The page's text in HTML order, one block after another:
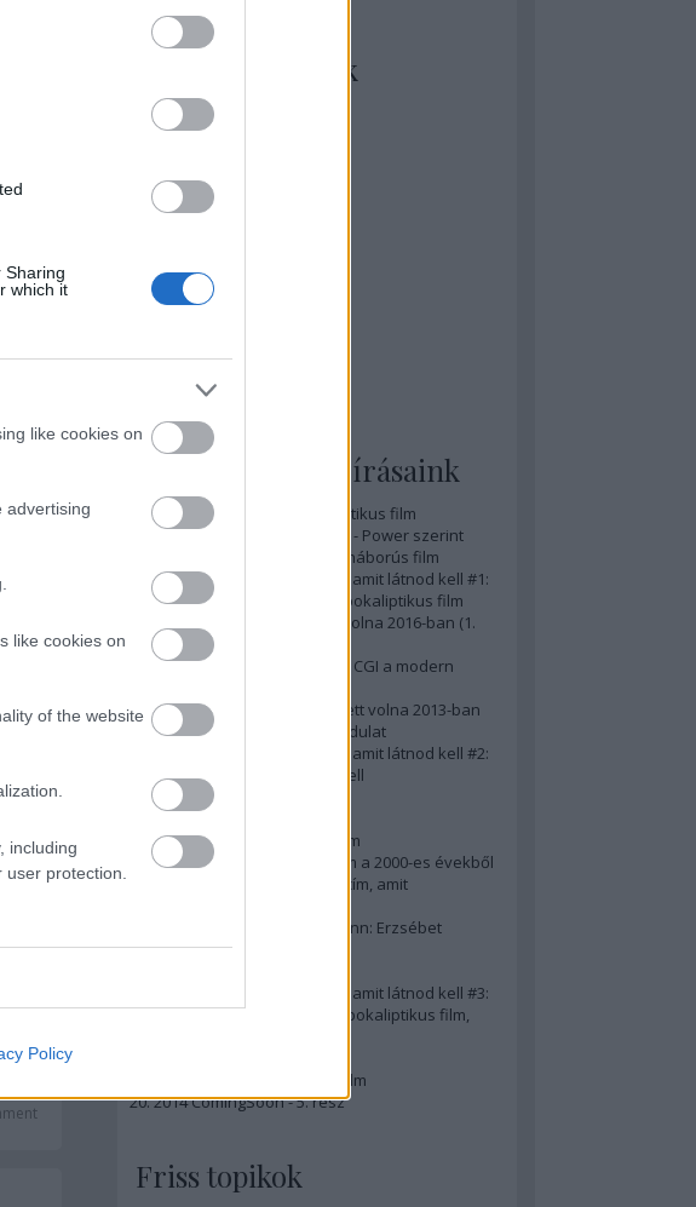
Sharing
which it
like cookies on
advertising
like cookies on
of the website
including
protection.
Policy
ez
t
fél
Akiket szívesen
nézünk/olvasunk
Borosta szerint
DarkSide Joint
Filmbook
Filmtrailer
Mozi Mánia app
Nézze meg az ember!
Jus & Calzone
A legolvasottabb írásaink
A 20 legjobb posztapokaliptikus film
A 15 legjobb időutazós film - Power szerint
A 10 legjobb második világháborús film
50 posztapokaliptikus film, amit látnod kell #1:
A 10 legkreatívabb posztapokaliptikus film
20 film, amit látnod kellett volna 2016-ban (1.
rész)
Ezért néz ki borzasztóan a CGI a modern
15(+1) film, amit látnod kellett volna 2013-ban
A 15 legnagyobb filmes fordulat
50 posztapokaliptikus film, amit látnod kell #2:
10 zombifilm, amit látnod kell
A 10 legjobb gengszterfilm
A 10 legjobb Brad Pitt-film
A 10 legjobb Mel Gibson-film
Az igazi 10 legjobb akciófilm a 2000-es évekből
10 iszonyatos magyar filmcím, amit
Könyvkritika: Brigitte Hamann: Erzsébet
királyné (2019)
50 posztapokaliptikus film, amit látnod kell #3:
10 (nem is annyira) posztapokaliptikus film,
A 10 legjobb Matt Damon-film
2014 ComingSoon - 5. rész
Friss topikok